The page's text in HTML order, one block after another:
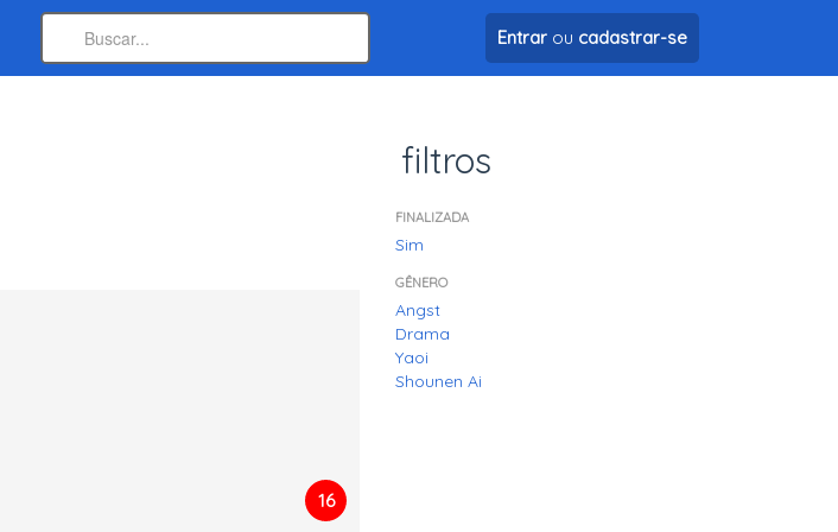
Entrar ou cadastrar-se
16
filtros
FINALIZADA
Sim
GÊNERO
Angst
Drama
Yaoi
Shounen Ai